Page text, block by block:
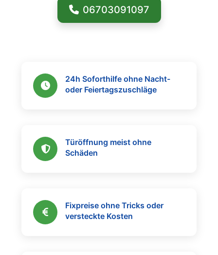
06703091097
24h Soforthilfe ohne Nacht-
oder Feiertagszuschläge
Türöffnung meist ohne
Schäden
Fixpreise ohne Tricks oder
versteckte Kosten